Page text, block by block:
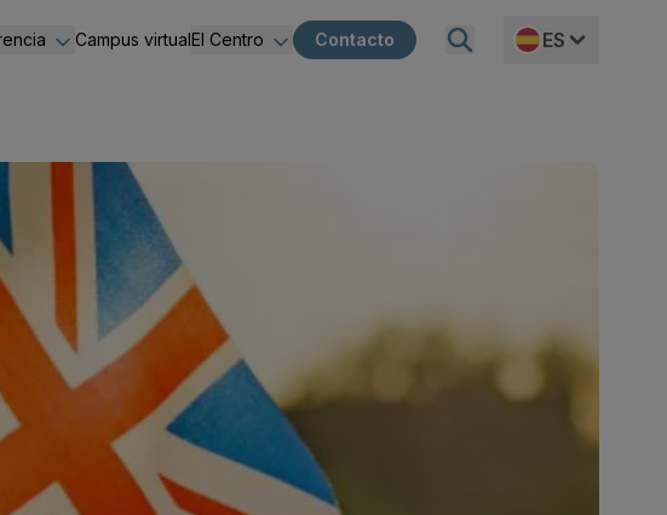
de aplicación
y directivas
Ético
y subvenciones
económico-financiera
a la información
Campus virtualEl Centro Contacto ES